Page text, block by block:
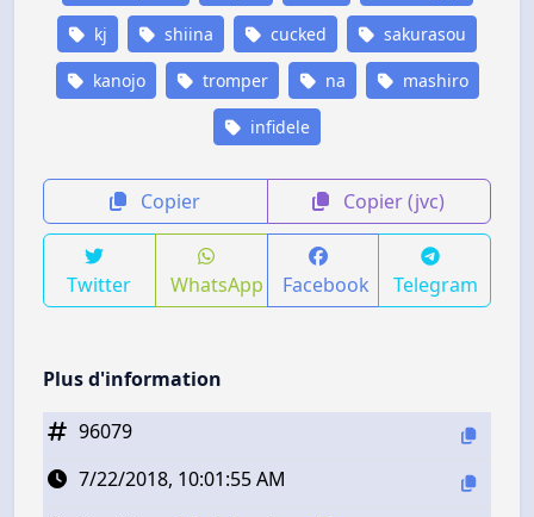
kj shiina cucked sakurasou
kanojo tromper na mashiro
infidele
Copier Copier (jvc)
Twitter WhatsApp Facebook Telegram
Plus d'information
96079
7/22/2018, 10:01:55 AM